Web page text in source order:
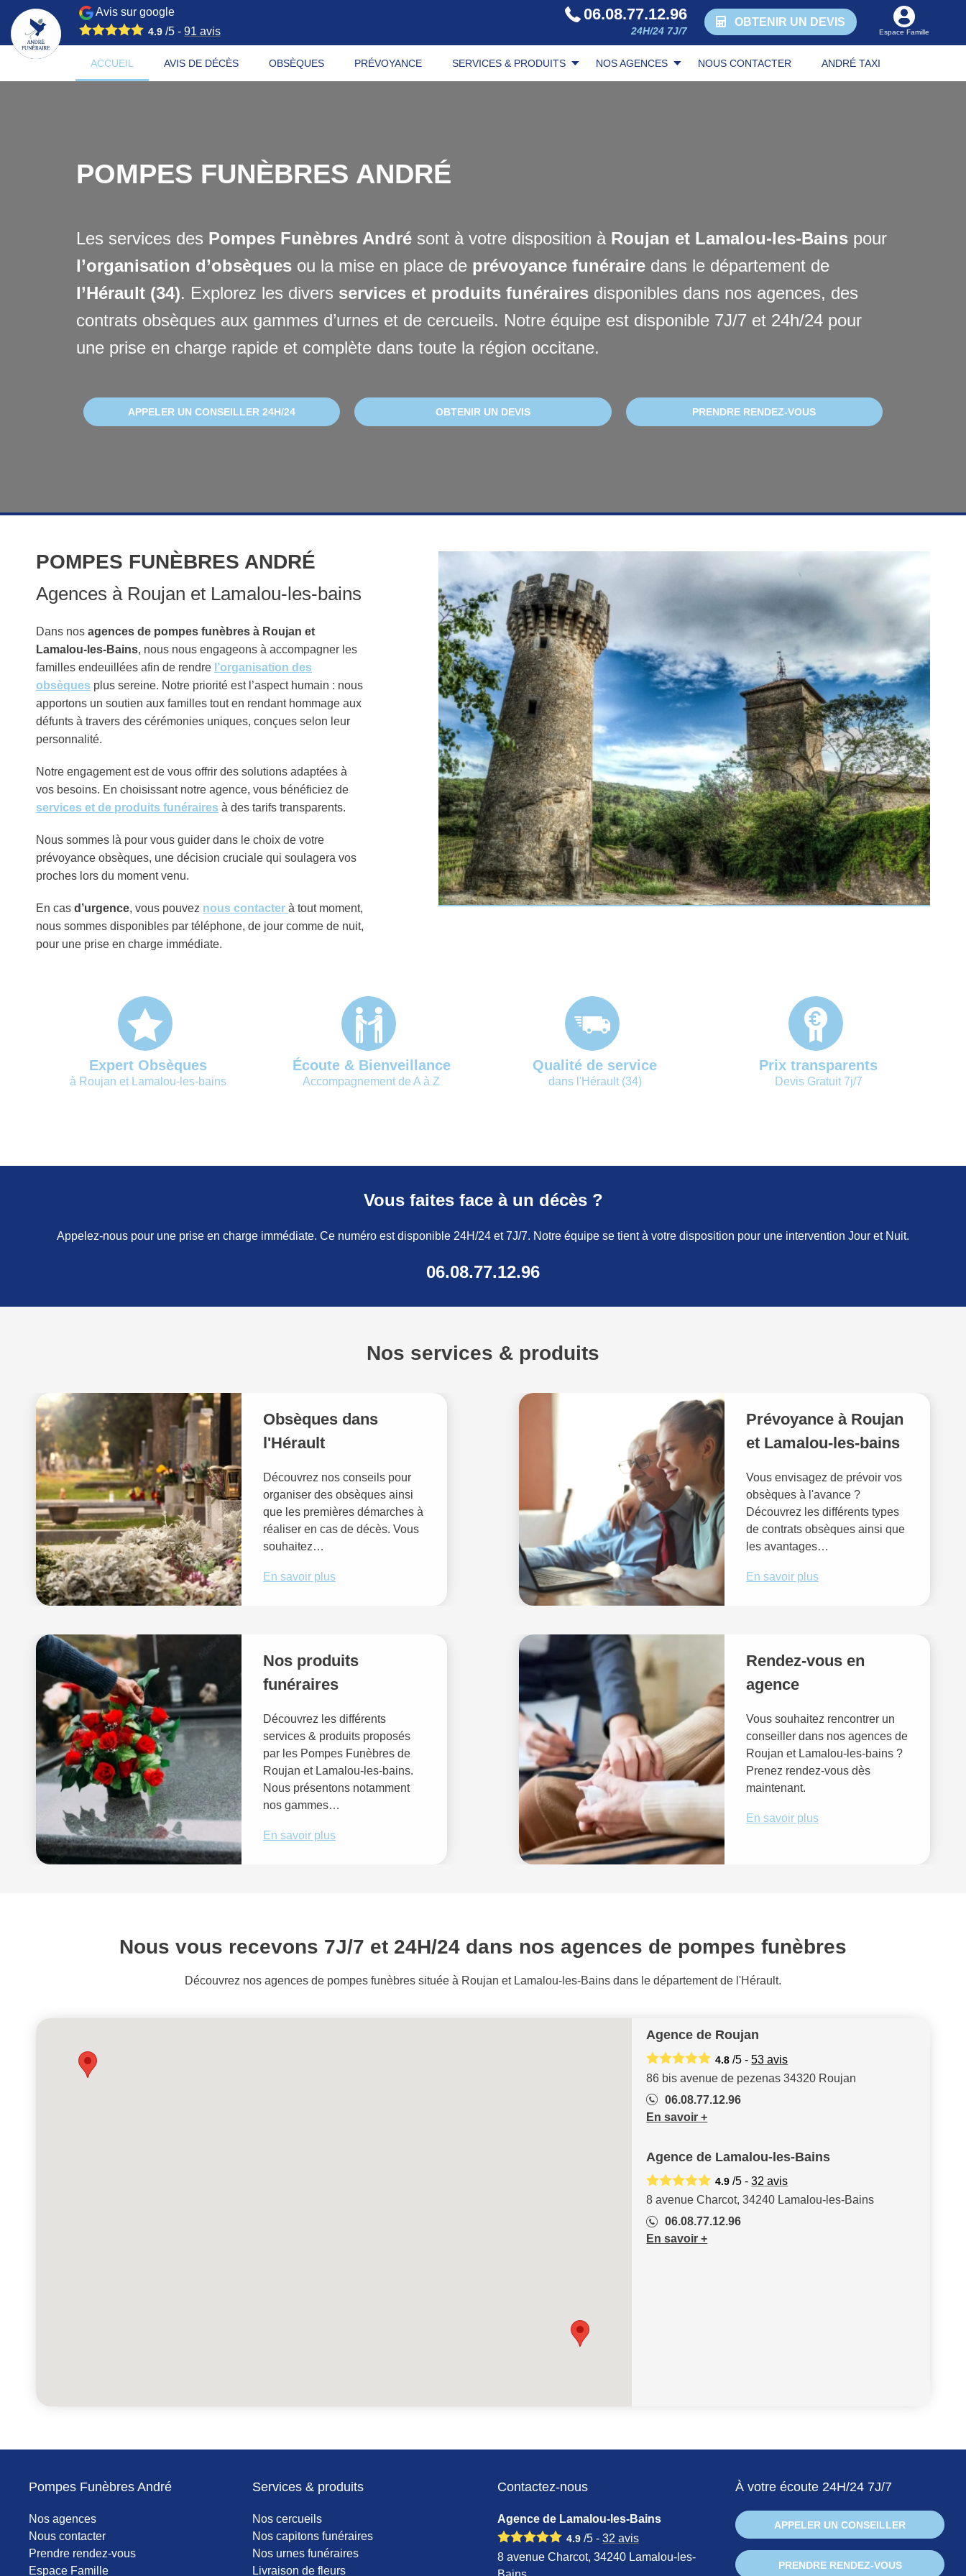
Avis sur google
4.9 /5 - 91 avis
06.08.77.12.96
24H/24 7J/7
OBTENIR UN DEVIS
Espace Famille
ACCUEIL AVIS DE DÉCÈS OBSÈQUES PRÉVOYANCE SERVICES & PRODUITS NOS AGENCES NOUS CONTACTER ANDRÉ TAXI
POMPES FUNÈBRES ANDRÉ
Les services des Pompes Funèbres André sont à votre disposition à Roujan et Lamalou-les-Bains pour
l’organisation d’obsèques ou la mise en place de prévoyance funéraire dans le département de
l’Hérault (34). Explorez les divers services et produits funéraires disponibles dans nos agences, des
contrats obsèques aux gammes d’urnes et de cercueils. Notre équipe est disponible 7J/7 et 24h/24 pour
une prise en charge rapide et complète dans toute la région occitane.
APPELER UN CONSEILLER 24H/24 OBTENIR UN DEVIS PRENDRE RENDEZ-VOUS
Expert Obsèques
à Roujan et Lamalou-les-bains
Écoute & Bienveillance
Accompagnement de A à Z
Qualité de service
dans l'Hérault (34)
Prix transparents
Devis Gratuit 7j/7
POMPES FUNÈBRES ANDRÉ
Agences à Roujan et Lamalou-les-bains
Dans nos agences de pompes funèbres à Roujan et
Lamalou-les-Bains, nous nous engageons à accompagner les
familles endeuillées afin de rendre l’organisation des
obsèques plus sereine. Notre priorité est l’aspect humain : nous
apportons un soutien aux familles tout en rendant hommage aux
défunts à travers des cérémonies uniques, conçues selon leur
personnalité.
Notre engagement est de vous offrir des solutions adaptées à
vos besoins. En choisissant notre agence, vous bénéficiez de
services et de produits funéraires à des tarifs transparents.
Nous sommes là pour vous guider dans le choix de votre
prévoyance obsèques, une décision cruciale qui soulagera vos
proches lors du moment venu.
En cas d’urgence, vous pouvez nous contacter à tout moment,
nous sommes disponibles par téléphone, de jour comme de nuit,
pour une prise en charge immédiate.
Vous faites face à un décès ?
Appelez-nous pour une prise en charge immédiate. Ce numéro est disponible 24H/24 et 7J/7. Notre équipe se tient à votre disposition pour une intervention Jour et Nuit.
06.08.77.12.96
Nos services & produits
Obsèques dans
l'Hérault
Découvrez nos conseils pour
organiser des obsèques ainsi
que les premières démarches à
réaliser en cas de décès. Vous
souhaitez…
En savoir plus
Prévoyance à Roujan
et Lamalou-les-bains
Vous envisagez de prévoir vos
obsèques à l'avance ?
Découvrez les différents types
de contrats obsèques ainsi que
les avantages…
En savoir plus
Nos produits
funéraires
Découvrez les différents
services & produits proposés
par les Pompes Funèbres de
Roujan et Lamalou-les-bains.
Nous présentons notamment
nos gammes…
En savoir plus
Rendez-vous en
agence
Vous souhaitez rencontrer un
conseiller dans nos agences de
Roujan et Lamalou-les-bains ?
Prenez rendez-vous dès
maintenant.
En savoir plus
Nous vous recevons 7J/7 et 24H/24 dans nos agences de pompes funèbres
Découvrez nos agences de pompes funèbres située à Roujan et Lamalou-les-Bains dans le département de l'Hérault.
Agence de Roujan
4.8 /5 -53 avis
86 bis avenue de pezenas 34320 Roujan
06.08.77.12.96
En savoir +
Agence de Lamalou-les-Bains
4.9 /5 -32 avis
8 avenue Charcot, 34240 Lamalou-les-Bains
06.08.77.12.96
En savoir +
Pompes Funèbres André
Nos agences
Nous contacter
Prendre rendez-vous
Espace Famille
Services & produits
Nos cercueils
Nos capitons funéraires
Nos urnes funéraires
Livraison de fleurs
Contactez-nous
Agence de Lamalou-les-Bains
4.9 /5 - 32 avis
8 avenue Charcot, 34240 Lamalou-les-
À votre écoute 24H/24 7J/7
APPELER UN CONSEILLER
PRENDRE RENDEZ-VOUS